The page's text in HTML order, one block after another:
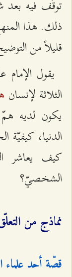
توقّف فيه
ذلك. هذا
قليلاً من
يقول
الثلاثة لإنسان
يكون لديه
الدنيا،
كيف يعاشر
الشخصيّ؟
نماذج من
قصّة أحد